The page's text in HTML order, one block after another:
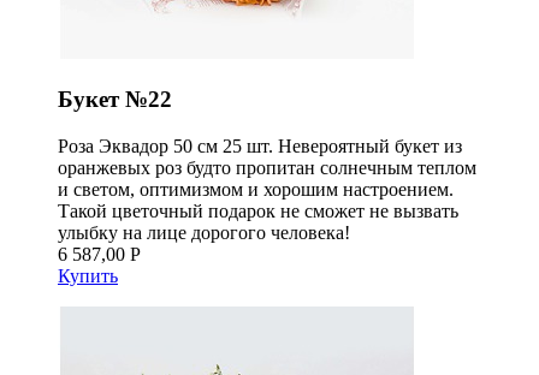
Букет №22
Роза Эквадор 50 см 25 шт. Невероятный букет из
оранжевых роз будто пропитан солнечным теплом
и светом, оптимизмом и хорошим настроением.
Такой цветочный подарок не сможет не вызвать
улыбку на лице дорогого человека!
6 587,00 Р
Купить